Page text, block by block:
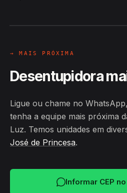
→ MAIS PRÓXIMA
Desentupidora
Ligue ou chame no
tenha a equipe mais próxima
Luz. Temos unidades em
José de Princesa.
Informar CEP